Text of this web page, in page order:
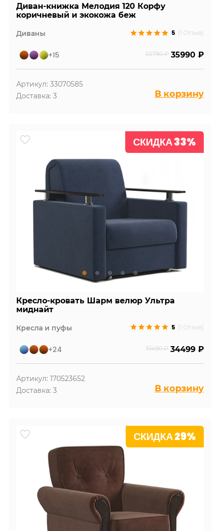
Диван-книжка Мелодия 120 Корфу
коричневый и экокожа беж
Диваны 5 (1 Отзыв)
+15 53790 ₽ 35990 ₽
Артикул: 33070585
Доставка: 3
В корзину
СКИДКА 33%
Кресло-кровать Шарм велюр Ультра
миднайт
Кресла и пуфы 5 (1 Отзыв)
+24 51490 ₽ 34499 ₽
Артикул: 170523652
Доставка: 3
В корзину
СКИДКА 29%